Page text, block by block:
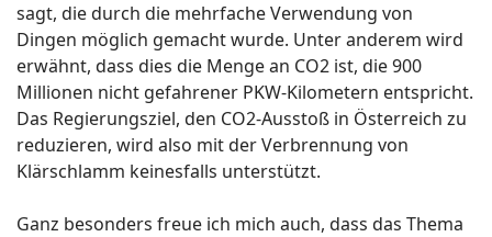
sagt, die durch die mehrfache Verwendung von
Dingen möglich gemacht wurde. Unter anderem wird
erwähnt, dass dies die Menge an CO2 ist, die 900
Millionen nicht gefahrener PKW-Kilometern entspricht.
Das Regierungsziel, den CO2-Ausstoß in Österreich zu
reduzieren, wird also mit der Verbrennung von
Klärschlamm keinesfalls unterstützt.
Ganz besonders freue ich mich auch, dass das Thema